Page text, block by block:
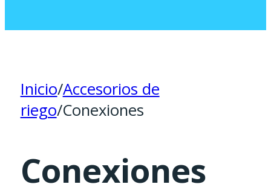
Inicio/Accesorios de
riego/Conexiones
Conexiones